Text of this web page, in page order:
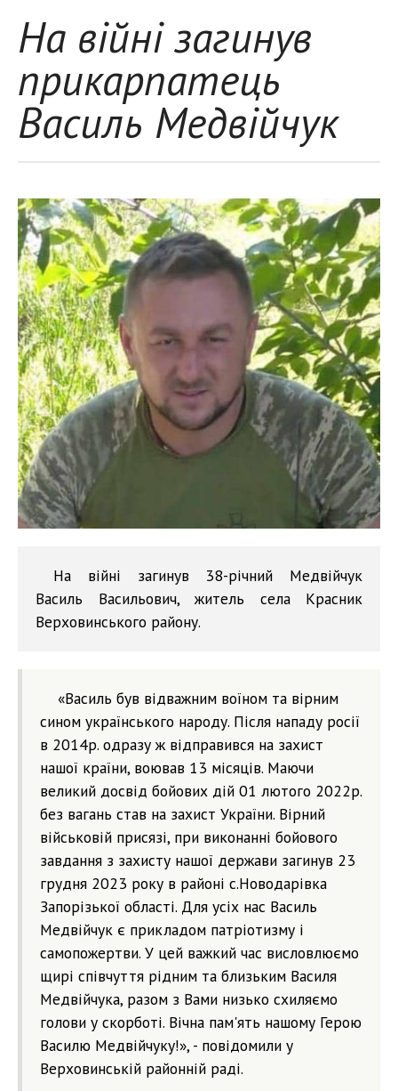
На війні загинув
прикарпатець
Василь Медвійчук
На війні загинув 38-річний Медвійчук
Василь Васильович, житель села Красник
Верховинського району.
«Василь був відважним воїном та вірним
сином українського народу. Після нападу росії
в 2014р. одразу ж відправився на захист
нашої країни, воював 13 місяців. Маючи
великий досвід бойових дій 01 лютого 2022р.
без вагань став на захист України. Вірний
військовій присязі, при виконанні бойового
завдання з захисту нашої держави загинув 23
грудня 2023 року в районі с.Новодарівка
Запорізької області. Для усіх нас Василь
Медвійчук є прикладом патріотизму і
самопожертви. У цей важкий час висловлюємо
щирі співчуття рідним та близьким Василя
Медвійчука, разом з Вами низько схиляємо
голови у скорботі. Вічна пам'ять нашому Герою
Василю Медвійчуку!», - повідомили у
Верховинській районній раді.